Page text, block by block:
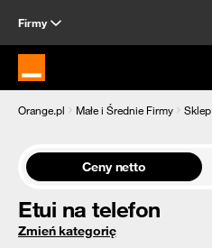
Firmy
Strona główna Orange.pl
Orange.pl Małe i Średnie Firmy Sklep
Ceny netto
Etui na telefon
Zmień kategorię